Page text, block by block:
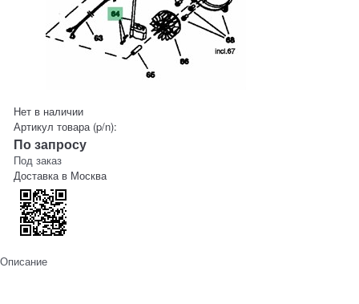
Нет в наличии
Артикул товара (p/n):
По запросу
Под заказ
Доставка в Москва
Описание